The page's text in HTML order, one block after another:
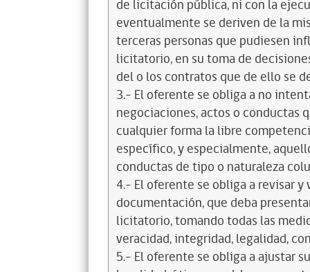
de licitación pública, ni con la
eventualmente se deriven de la
terceras personas que pudiesen
licitatorio, en su toma de
del o los contratos que de ello se
3.- El oferente se obliga a no
negociaciones, actos o conductas
cualquier forma la libre
específico, y especialmente,
conductas de tipo o naturaleza
4.- El oferente se obliga a revisar
documentación, que deba
licitatorio, tomando todas las
veracidad, integridad, legalidad,
5.- El oferente se obliga a ajustar